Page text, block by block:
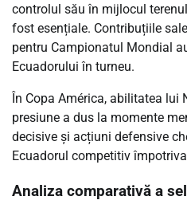
controlul său în mijlocul
fost esențiale. Contribuțiile
pentru Campionatul Mondial
Ecuadorului în turneu.
În Copa América, abilitatea lui
presiune a dus la momente
decisive și acțiuni defensive
Ecuadorul competitiv
Analiza comparativă a